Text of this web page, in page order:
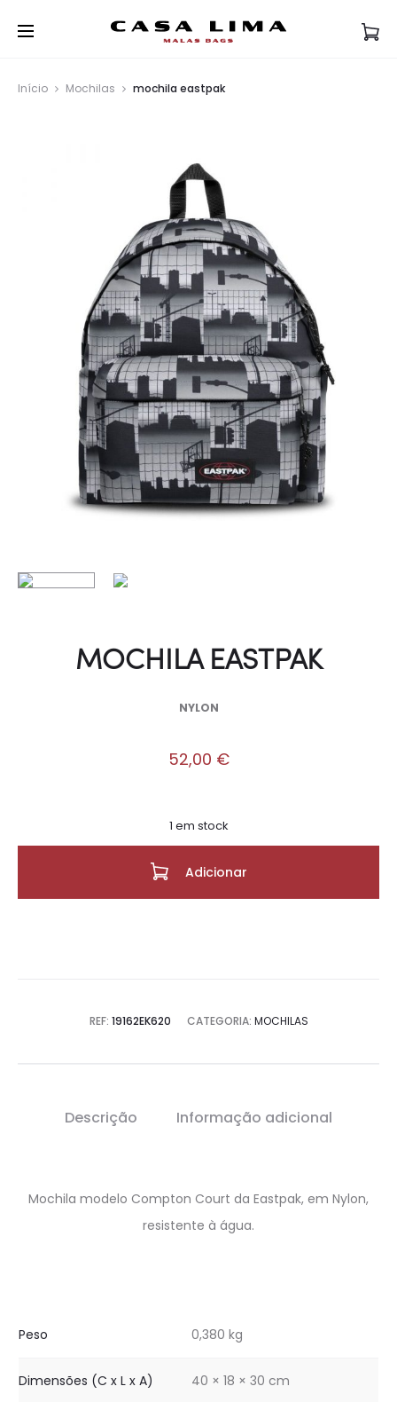
Início Mochilas mochila eastpak
MOCHILA EASTPAK
NYLON
52,00 €
1 em stock
Adicionar
REF: 19162EK620 CATEGORIA: MOCHILAS
Descrição Informação adicional
Mochila modelo Compton Court da Eastpak, em Nylon,
resistente à água.
Peso 0,380 kg
Dimensões (C x L x A) 40 × 18 × 30 cm